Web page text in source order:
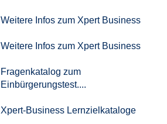
Weitere Infos zum Xpert Business
Weitere Infos zum Xpert Business
Fragenkatalog zum
Einbürgerungstest....
Xpert-Business Lernzielkataloge